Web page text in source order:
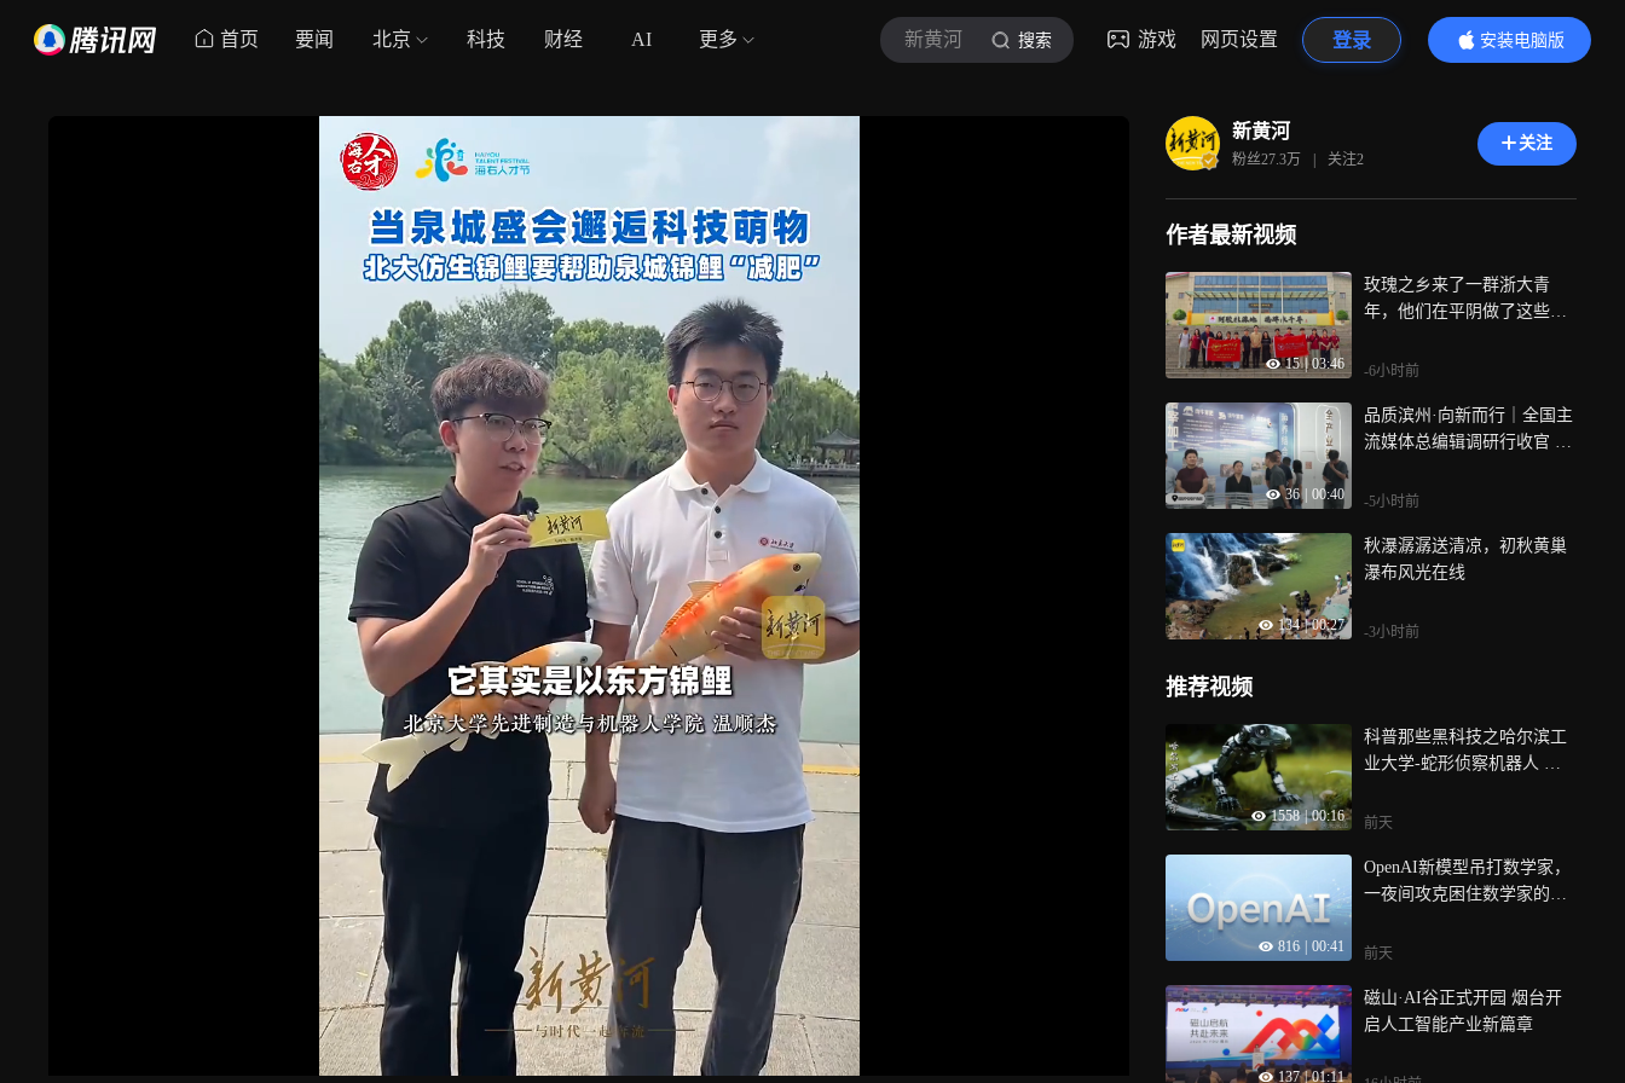
首页 要闻 北京 科技 财经 AI 更多 新黄河 搜索 游戏 网页设置 登录
安装电脑版
内容更精彩
新黄河
粉丝27.3万 | 关注2
关注
作者最新视频
15 | 03:46
玫瑰之乡来了一群浙大青
年，他们在平阴做了这些
-6小时前
36 00:40
品质滨州·向新而行｜全国主
流媒体总编辑调研行收官 深
-5小时前
134 | 00:27
秋瀑潺潺送清凉，初秋黄巢
瀑布风光在线
-3小时前
推荐视频
1558 | 00:16
科普那些黑科技之哈尔滨工
业大学-蛇形侦察机器人 未
前天
816 00:41
OpenAI新模型吊打数学家，
一夜间攻克困住数学家的十
前天
137 | 01:11
磁山·AI谷正式开园 烟台开
启人工智能产业新篇章